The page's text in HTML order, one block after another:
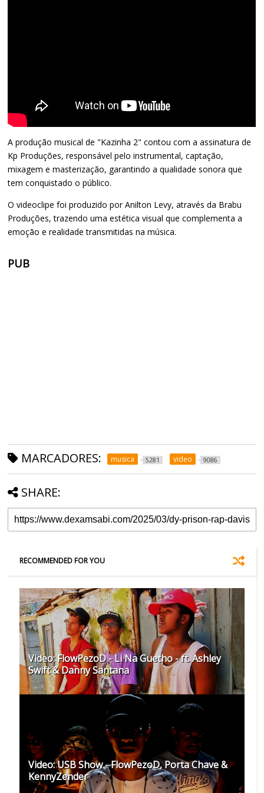
A produção musical de "Kazinha 2" contou com a assinatura de
Kp Produções, responsável pelo instrumental, captação,
mixagem e masterização, garantindo a qualidade sonora que
tem conquistado o público.
O videoclipe foi produzido por Anilton Levy, através da Brabu
Produções, trazendo uma estética visual que complementa a
emoção e realidade transmitidas na música.
PUB
MARCADORES: musica 5281 video 9086
SHARE:
RECOMMENDED FOR YOU
Video: FlowPezoD - Li Na Guetho - ft. Ashley
Swift & Danny Santana
Video: USB Show - FlowPezoD, Porta Chave &
KennyZender